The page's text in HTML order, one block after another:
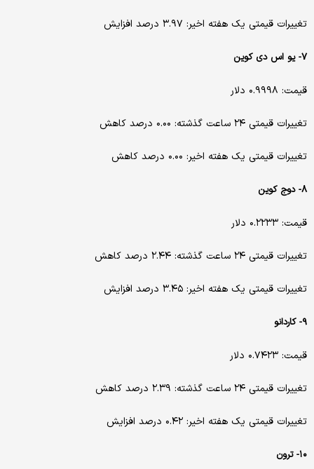
تغییرات قیمتی یک هفته اخیر: ۳.۹۷ درصد افزایش
۷- یو اس دی کوین
قیمت: ۰.۹۹۹۸ دلار
تغییرات قیمتی ۲۴ ساعت گذشته: ۰.۰۰ درصد کاهش
تغییرات قیمتی یک هفته اخیر: ۰.۰۰ درصد کاهش
۸- دوج کوین
قیمت: ۰.۲۲۳۳ دلار
تغییرات قیمتی ۲۴ ساعت گذشته: ۲.۴۴ درصد کاهش
تغییرات قیمتی یک هفته اخیر: ۳.۴۵ درصد افزایش
۹- کاردانو
قیمت: ۰.۷۴۲۳ دلار
تغییرات قیمتی ۲۴ ساعت گذشته: ۲.۳۹ درصد کاهش
تغییرات قیمتی یک هفته اخیر: ۰.۴۲ درصد افزایش
۱۰- ترون